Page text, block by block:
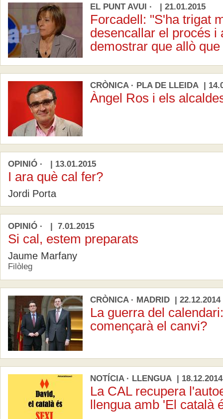
EL PUNT AVUI · | 21.01.2015
Forcadell: "S'ha trigat
desencallar el procés i
demostrar que allò
CRÒNICA · PLA DE LLEIDA |
Àngel Ros i els
OPINIÓ · | 13.01.2015
I ara què cal fer?
Jordi Porta
OPINIÓ · | 7.01.2015
Si cal, estem preparats
Jaume Marfany
Filòleg
CRÒNICA · MADRID | 22.12.2014
La guerra del
començarà el canvi?
NOTÍCIA · LLENGUA | 18.12.2014
La CAL recupera
llengua amb 'El català